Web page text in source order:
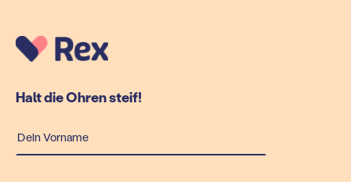
Halt die Ohren steif!